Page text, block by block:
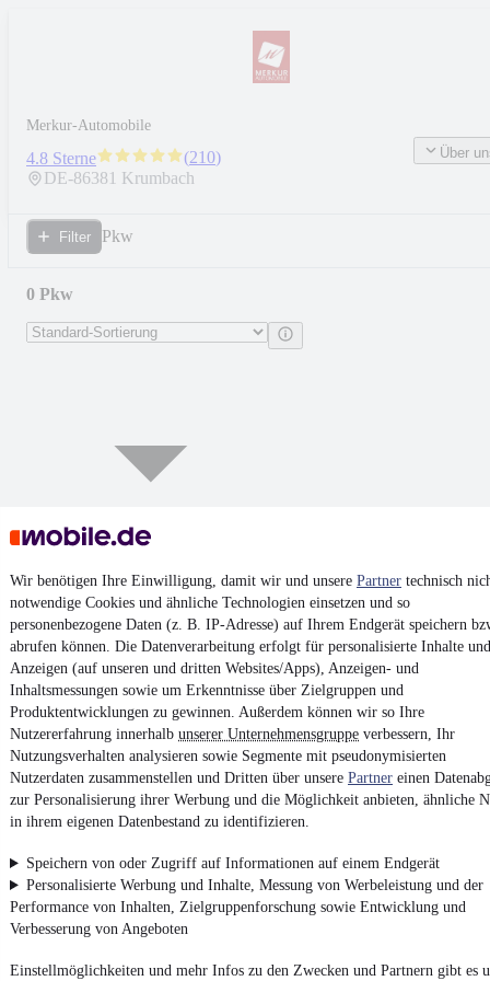
Wir benötigen Ihre Einwilligung, damit wir und unsere Partner technisch
notwendige Cookies und ähnliche Technologien einsetzen und so
personenbezogene Daten (z. B. IP-Adresse) auf Ihrem Endgerät speichern
abrufen können. Die Datenverarbeitung erfolgt für personalisierte Inhalte und
Anzeigen (auf unseren und dritten Websites/Apps), Anzeigen- und
Inhaltsmessungen sowie um Erkenntnisse über Zielgruppen und
Produktentwicklungen zu gewinnen. Außerdem können wir so Ihre
Nutzererfahrung innerhalb unserer Unternehmensgruppe verbessern, Ihr
Nutzungsverhalten analysieren sowie Segmente mit pseudonymisierten
Nutzerdaten zusammenstellen und Dritten über unsere Partner einen
zur Personalisierung ihrer Werbung und die Möglichkeit anbieten, ähnliche
in ihrem eigenen Datenbestand zu identifizieren.
Speichern von oder Zugriff auf Informationen auf einem Endgerät
Personalisierte Werbung und Inhalte, Messung von Werbeleistung und der
Performance von Inhalten, Zielgruppenforschung sowie Entwicklung und
Verbesserung von Angeboten
Einstellmöglichkeiten und mehr Infos zu den Zwecken und Partnern gibt es
Merkur-Automobile
4.8 Sterne (210)
DE-86381 Krumbach
Über
Filter Pkw
0 Pkw
Keine Inserate gefunden
¹MwSt. ausweisbar
Nutze mobile.de schnell und einfach
App installieren